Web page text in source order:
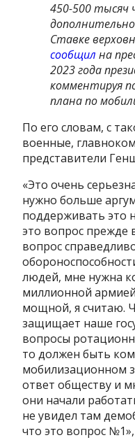
450-500 тысяч
Ставке
сообщил на
2023 года
комментируя
плана по
По его словам, с
военные,
представители
«Это очень
нужно больше
поддерживать это
это вопрос прежде
вопрос
людей, мне нужна
миллионной
мощной, я считаю.
защищает наше
вопросы
то должен быть
мобилизационном
ответ обществу и
они начали
не увидел там
что это вопрос